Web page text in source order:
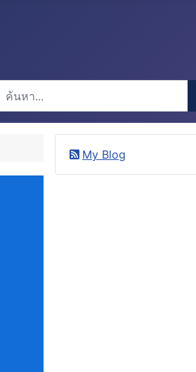
การค้นหา
2 or more characters for results.
My Blog